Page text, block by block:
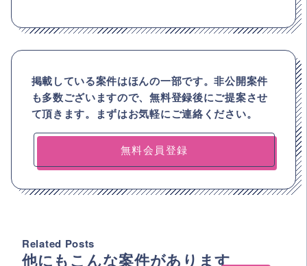
掲載している案件はほんの一部です。非公開案件
も多数ございますので、無料登録後にご提案させ
て頂きます。まずはお気軽にご連絡ください。
無料会員登録
Related Posts
他にもこんな案件があります